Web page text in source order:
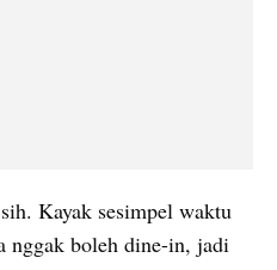
Kayak sesimpel waktu
nggak boleh dine-in, jadi